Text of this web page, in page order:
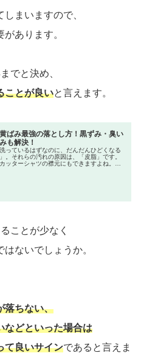
まいますので、
あります。
でと決め、
ことが良いと言えます。
ばみ最強の落とし方！黒ずみ・臭い
も解決！
っているはずなのに、だんだんひどくなる
。それらの汚れの原因は、「皮脂」です。
ッターシャツの襟元にもできますよね。人
ことが少なく
ないでしょうか。
落ちない、
などといった場合は
て良いサインであると言えま